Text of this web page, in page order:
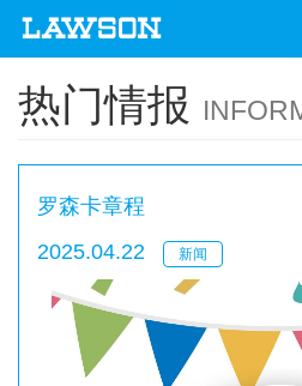
热门情报
罗森卡章程
2025.04.22
新闻